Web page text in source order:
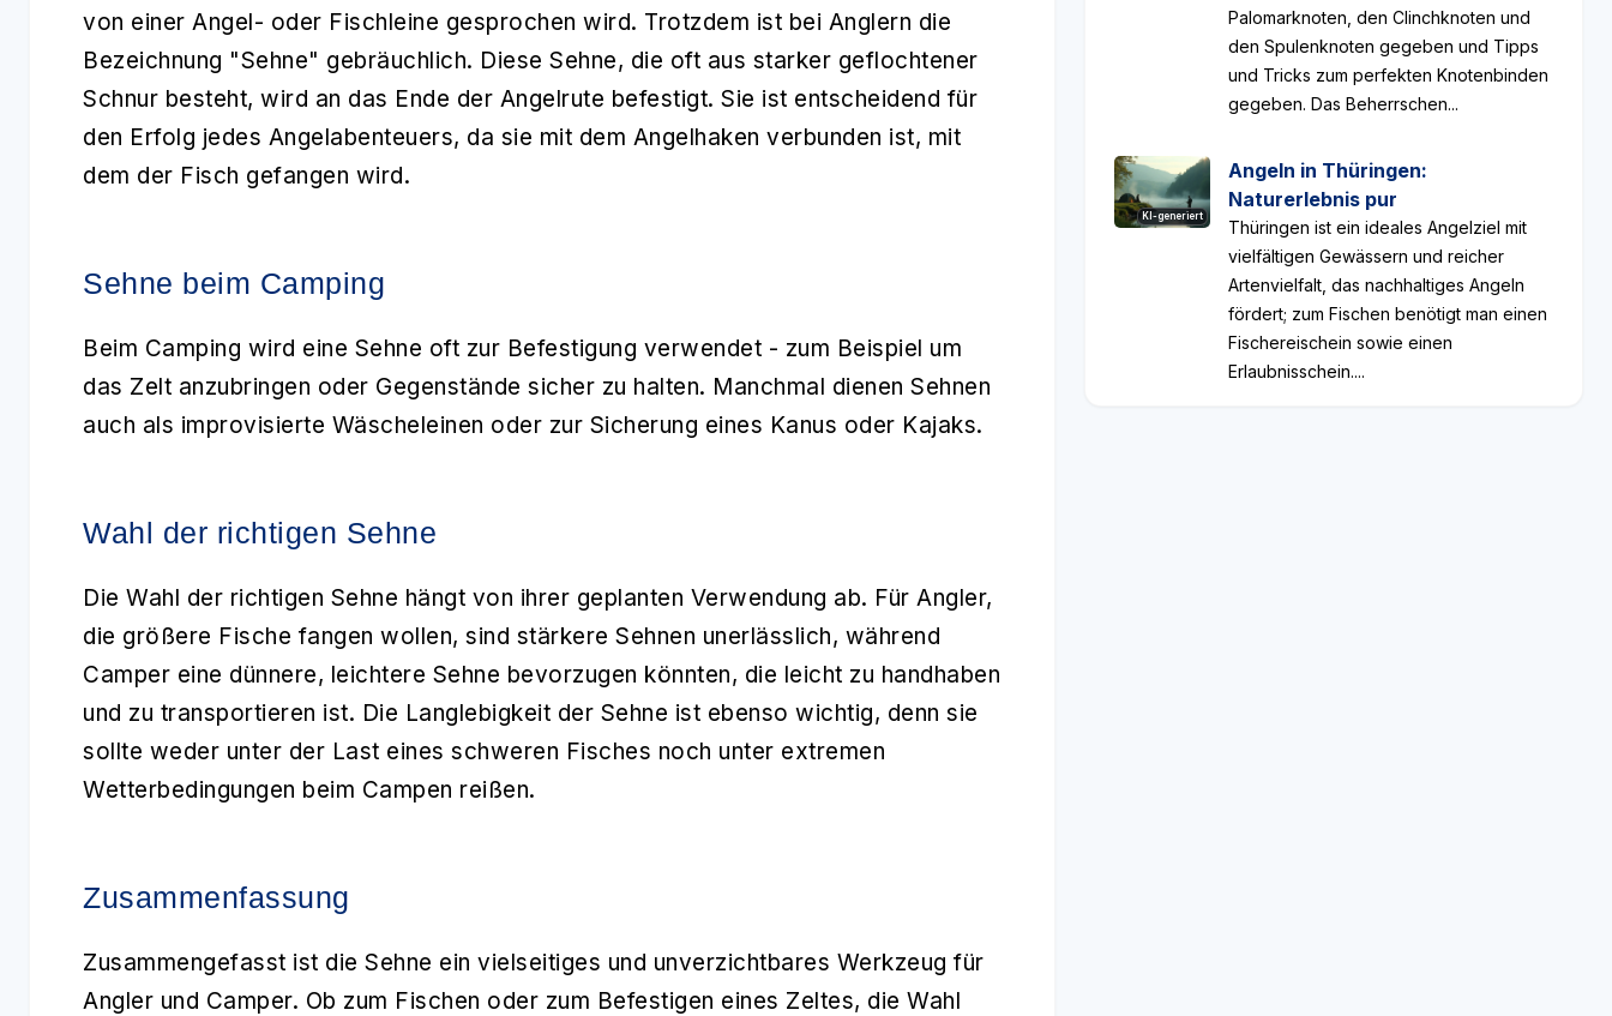
von einer Angel- oder Fischleine gesprochen wird. Trotzdem ist bei Anglern die
Bezeichnung "Sehne" gebräuchlich. Diese Sehne, die oft aus starker geflochtener
Schnur besteht, wird an das Ende der Angelrute befestigt. Sie ist entscheidend für
den Erfolg jedes Angelabenteuers, da sie mit dem Angelhaken verbunden ist, mit
dem der Fisch gefangen wird.
Sehne beim Camping
Beim Camping wird eine Sehne oft zur Befestigung verwendet - zum Beispiel um
das Zelt anzubringen oder Gegenstände sicher zu halten. Manchmal dienen Sehnen
auch als improvisierte Wäscheleinen oder zur Sicherung eines Kanus oder Kajaks.
Wahl der richtigen Sehne
Die Wahl der richtigen Sehne hängt von ihrer geplanten Verwendung ab. Für Angler,
die größere Fische fangen wollen, sind stärkere Sehnen unerlässlich, während
Camper eine dünnere, leichtere Sehne bevorzugen könnten, die leicht zu handhaben
und zu transportieren ist. Die Langlebigkeit der Sehne ist ebenso wichtig, denn sie
sollte weder unter der Last eines schweren Fisches noch unter extremen
Wetterbedingungen beim Campen reißen.
Zusammenfassung
Zusammengefasst ist die Sehne ein vielseitiges und unverzichtbares Werkzeug für
Angler und Camper. Ob zum Fischen oder zum Befestigen eines Zeltes, die Wahl
Palomarknoten, den Clinchknoten und
den Spulenknoten gegeben und Tipps
und Tricks zum perfekten Knotenbinden
gegeben. Das Beherrschen...
KI-generiert
Angeln in Thüringen:
Naturerlebnis pur
Thüringen ist ein ideales Angelziel mit
vielfältigen Gewässern und reicher
Artenvielfalt, das nachhaltiges Angeln
fördert; zum Fischen benötigt man einen
Fischereischein sowie einen
Erlaubnisschein....